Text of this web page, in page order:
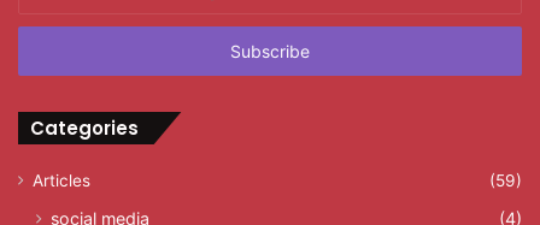
Email
Categories
Articles (59)
social media (4)